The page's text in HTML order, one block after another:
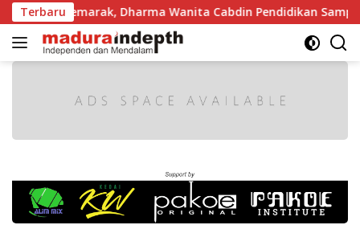
Langsung
ke
konten
Terbaru
Semarak, Dharma Wanita Cabdin Pendidikan Sampang